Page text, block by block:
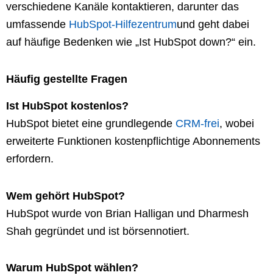
verschiedene Kanäle kontaktieren, darunter das
umfassende HubSpot-Hilfezentrumund geht dabei
auf häufige Bedenken wie „Ist HubSpot down?“ ein.
Häufig gestellte Fragen
Ist HubSpot kostenlos?
HubSpot bietet eine grundlegende CRM-frei, wobei
erweiterte Funktionen kostenpflichtige Abonnements
erfordern.
Wem gehört HubSpot?
HubSpot wurde von Brian Halligan und Dharmesh
Shah gegründet und ist börsennotiert.
Warum HubSpot wählen?